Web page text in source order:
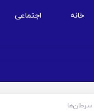
خانه اجتماعی